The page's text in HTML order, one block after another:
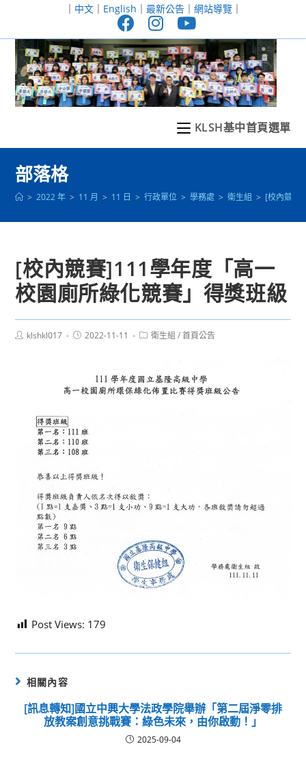
至
｜ 中文｜ English ｜ 最新公告｜ 網站導覽｜
KLSH基中首頁選單
部落格
> 2022 年 > 11 月 > 11 日 > 行政單位 > 學務處 > 衛生組 > [校內競賽
[校內競賽]111學年度「高一
校園廁所綠化競賽」得獎班級
Postklshkl017
Post2022-11-11
Post衛生組 / 首頁公告
Post Views: 179
相關內容
[訊息轉知]國立中興大學法政學院舉辦「第二屆淨零排
放教案創意挑戰賽：綠色未來，由你啟動！」
2025-09-04